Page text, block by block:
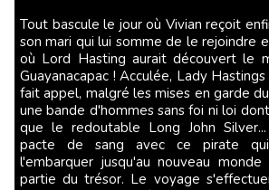
Tout bascule le jour où Vivian reçoit
son mari qui lui somme de le rejoindre
où Lord Hasting aurait découvert le
Guayanacapac ! Acculée, Lady
fait appel, malgré les mises en garde
une bande d'hommes sans foi ni loi
que le redoutable Long John
pacte de sang avec ce pirate
l'embarquer jusqu'au nouveau
partie du trésor. Le voyage